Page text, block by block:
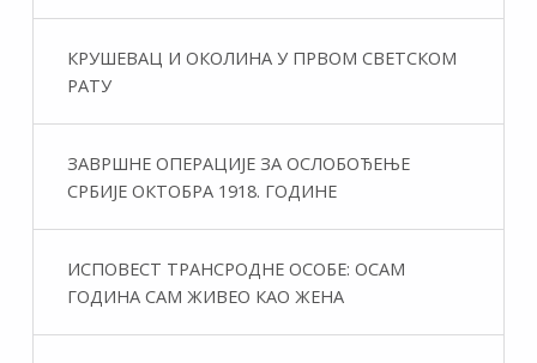
КРУШЕВАЦ И ОКОЛИНА У ПРВОМ СВЕТСКОМ
РАТУ
ЗАВРШНЕ ОПЕРАЦИЈЕ ЗА ОСЛОБОЂЕЊЕ
СРБИЈЕ ОКТОБРА 1918. ГОДИНЕ
ИСПОВЕСТ ТРАНСРОДНЕ ОСОБЕ: ОСАМ
ГОДИНА САМ ЖИВЕО КАО ЖЕНА